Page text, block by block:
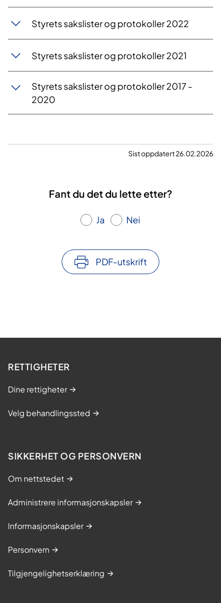
Styrets sakslister og protokoller 2022
Styrets sakslister og protokoller 2021
Styrets sakslister og protokoller 2017 -
2020
Sist oppdatert 26.02.2026
Fant du det du lette etter?
Ja Nei
PDF-utskrift
RETTIGHETER
Dine rettigheter
Velg behandlingssted
SIKKERHET OG PERSONVERN
Om nettstedet
Administrere informasjonskapsler
Informasjonskapsler
Personvern
Tilgjengelighetserklæring